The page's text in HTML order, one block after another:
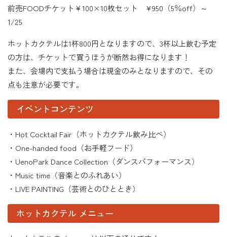
前売FOODチケット￥100×10枚セット ¥950（5％off）～
1/25
ホットカクテルは1杯800円となりますので、3杯以上飲む予定
の方は、チケットで買うほうが断然お得になります！
また、会場内で支払う場合は現金のみとなりますので、その
点も注意が必要です。
イベントコンテンツ
・Hot Cocktail Fair（ホットカクテル飲み比べ）
・One-handed food（お手軽フード）
・UenoPark Dance Collection（ダンスパフォーマンス）
・Music time（音楽とのふれあい）
・LIVE PAINTING（芸術とのひととき）
ホットカクテル メニュー